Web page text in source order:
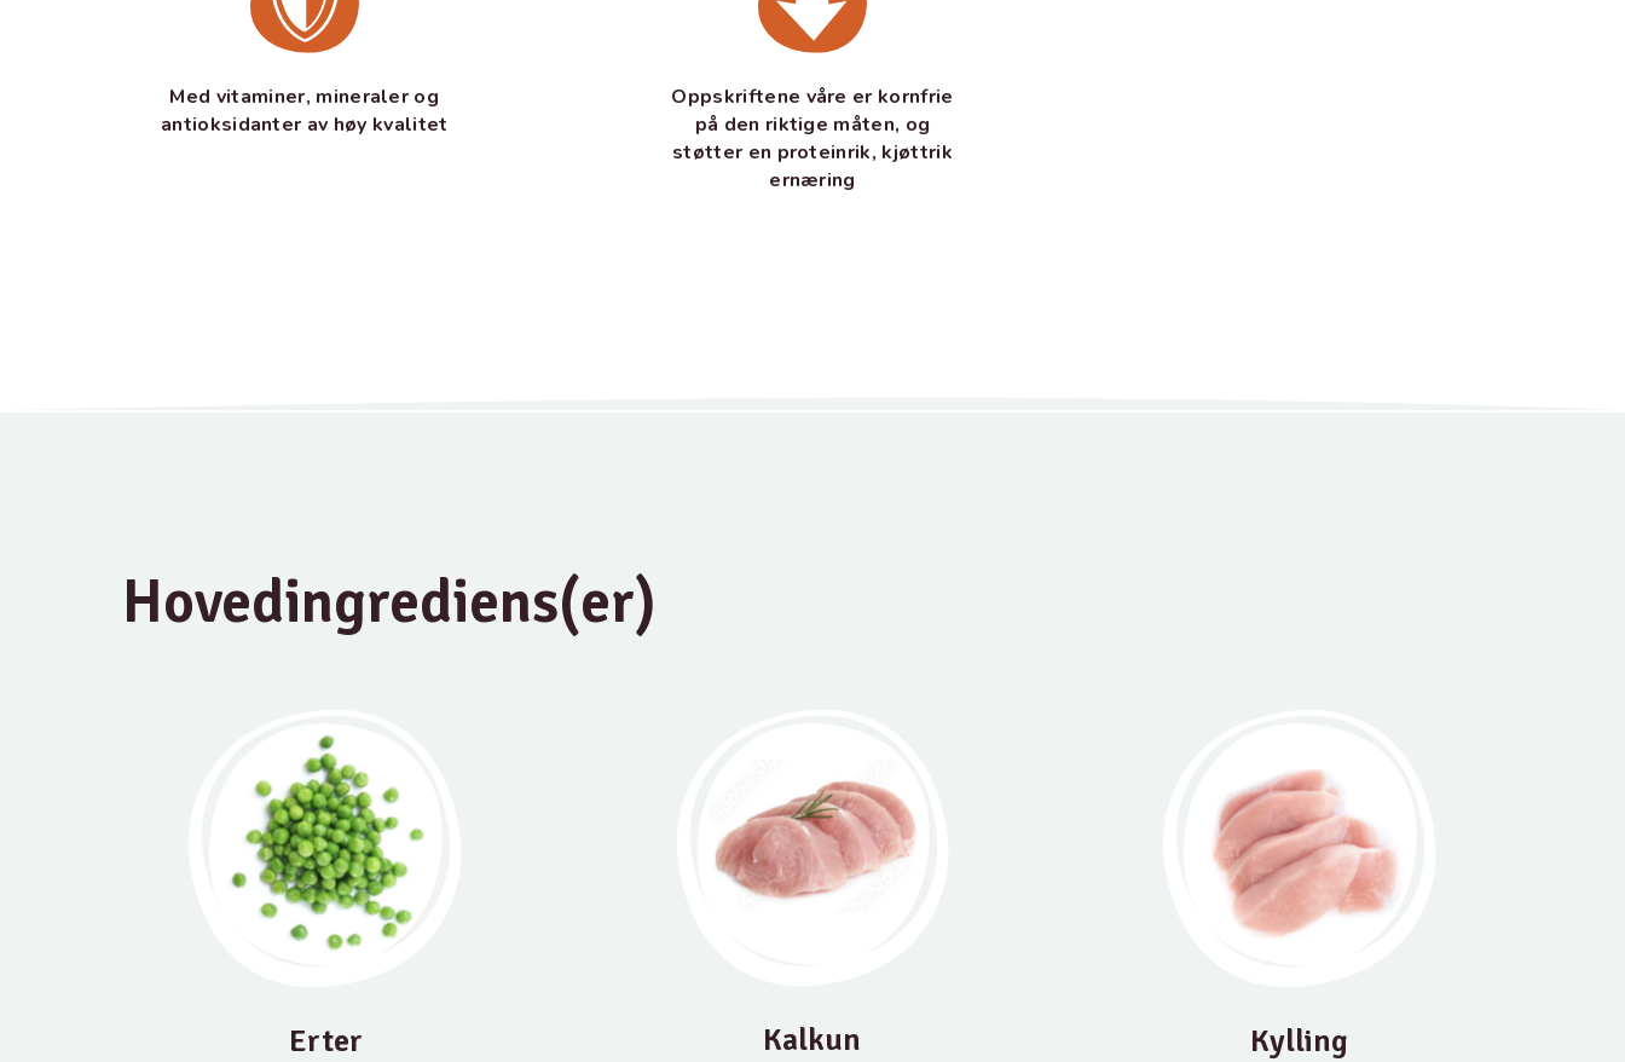
Med vitaminer, mineraler og
antioksidanter av høy kvalitet
Oppskriftene våre er kornfrie
på den riktige måten, og
støtter en proteinrik, kjøttrik
ernæring
Hovedingrediens(er)
Erter Kalkun Kylling